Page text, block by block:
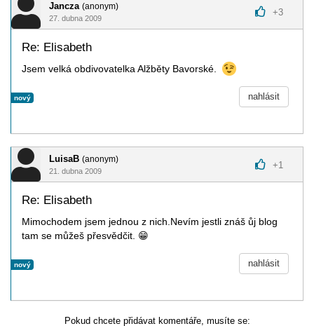
Jancza (anonym)
27. dubna 2009
+3
Re: Elisabeth
Jsem velká obdivovatelka Alžběty Bavorské.
nový nahlásit
LuisaB (anonym)
21. dubna 2009
+1
Re: Elisabeth
Mimochodem jsem jednou z nich.Nevím jestli znáš ůj blog
tam se můžeš přesvědčit. 😁
nový nahlásit
Pokud chcete přidávat komentáře, musíte se: